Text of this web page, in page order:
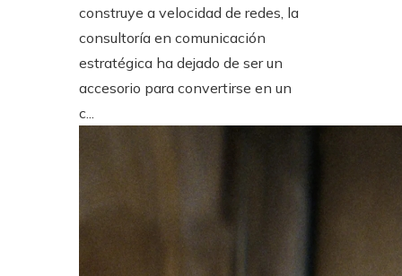
construye a velocidad de redes, la
consultoría en comunicación
estratégica ha dejado de ser un
accesorio para convertirse en un
c...